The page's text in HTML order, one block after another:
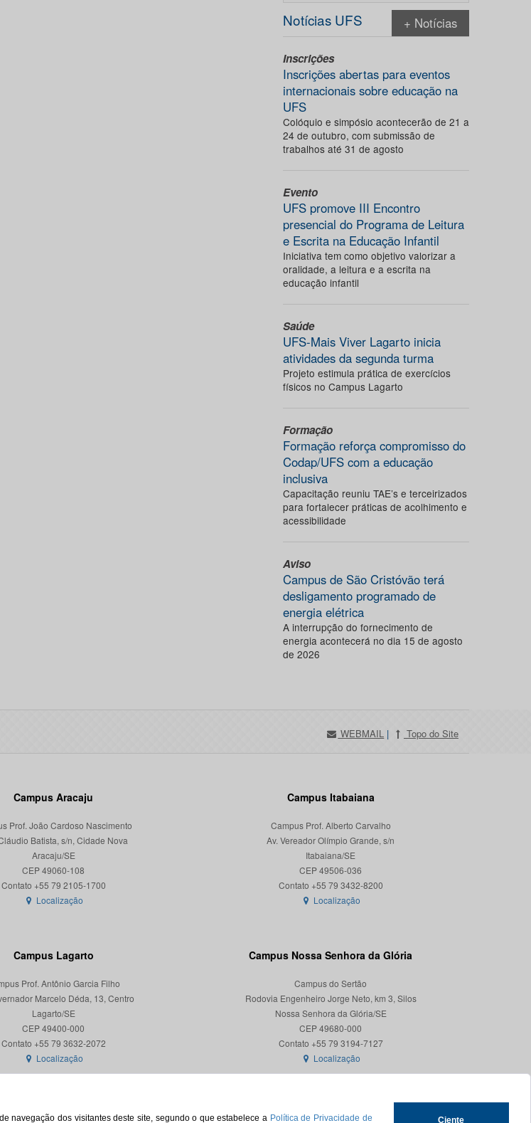
navegação dos visitantes deste site, segundo o que estabelece a Política de Privacidade de Ciente
Notícias UFS + Notícias
Inscrições
Inscrições abertas para eventos
internacionais sobre educação na
UFS
Colóquio e simpósio acontecerão de 21 a
24 de outubro, com submissão de
trabalhos até 31 de agosto
Evento
UFS promove III Encontro
presencial do Programa de Leitura
e Escrita na Educação Infantil
Iniciativa tem como objetivo valorizar a
oralidade, a leitura e a escrita na
educação infantil
Saúde
UFS-Mais Viver Lagarto inicia
atividades da segunda turma
Projeto estimula prática de exercícios
físicos no Campus Lagarto
Formação
Formação reforça compromisso do
Codap/UFS com a educação
inclusiva
Capacitação reuniu TAE’s e terceirizados
para fortalecer práticas de acolhimento e
acessibilidade
Aviso
Campus de São Cristóvão terá
desligamento programado de
energia elétrica
A interrupção do fornecimento de
energia acontecerá no dia 15 de agosto
de 2026
WEBMAIL | Topo do Site
Campus Aracaju
Prof. João Cardoso Nascimento
Batista, s/n, Cidade Nova
Aracaju/SE
CEP 49060-108
Localização
Campus Itabaiana
Campus Prof. Alberto Carvalho
Av. Vereador Olímpio Grande, s/n
Itabaiana/SE
CEP 49506-036
Localização
Campus Lagarto
Prof. Antônio Garcia Filho
Marcelo Déda, 13, Centro
Lagarto/SE
CEP 49400-000
Localização
Campus Nossa Senhora da Glória
Campus do Sertão
Rodovia Engenheiro Jorge Neto, km 3, Silos
Nossa Senhora da Glória/SE
CEP 49680-000
Contato +55 79 3194-7127
Localização